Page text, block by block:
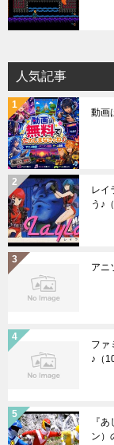
人気記事
動画
レイ
う♪
アニ
ファ
♪ （
『
ン）